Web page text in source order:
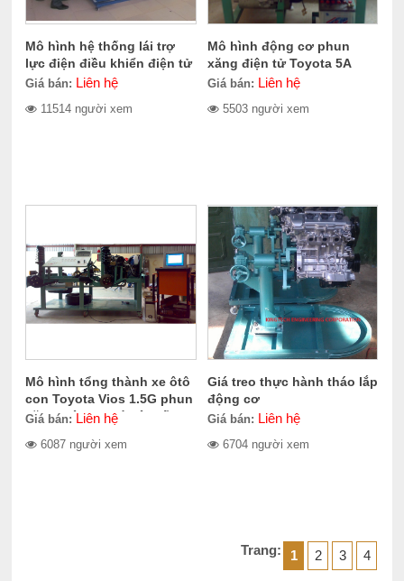
Mô hình hệ thống lái trợ
lực điện điều khiển điện tử
Giá bán: Liên hệ
11514 người xem
Mô hình động cơ phun
xăng điện tử Toyota 5A
K5AFEEC
Giá bán: Liên hệ
5503 người xem
Mô hình tổng thành xe ôtô
con Toyota Vios 1.5G phun
xăng điện tử, có hệ thống
hộp số tự động 4 cấp, dẫn
Giá bán: Liên hệ
6087 người xem
Giá treo thực hành tháo lắp
động cơ
Giá bán: Liên hệ
6704 người xem
Trang: 1 2 3 4